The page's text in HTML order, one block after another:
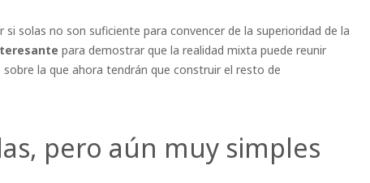
solas no son suficiente para convencer de la superioridad de la
para demostrar que la realidad mixta puede reunir
la que ahora tendrán que construir el resto de
pero aún muy simples